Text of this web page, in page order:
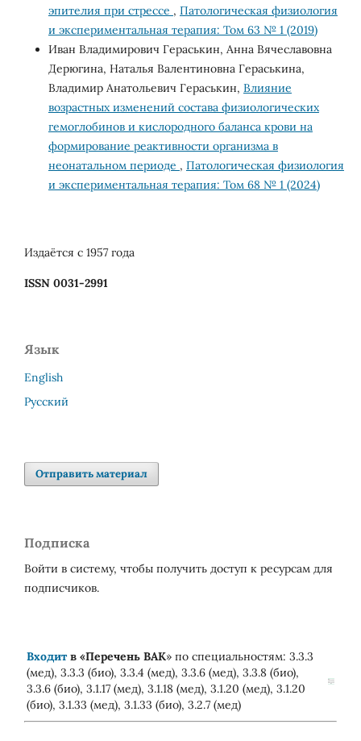
эпителия при стрессе , Патологическая физиология
и экспериментальная терапия: Том 63 № 1 (2019)
Иван Владимирович Гераськин, Анна Вячеславовна
Дерюгина, Наталья Валентиновна Гераськина,
Владимир Анатольевич Гераськин, Влияние
возрастных изменений состава физиологических
гемоглобинов и кислородного баланса крови на
формирование реактивности организма в
неонатальном периоде , Патологическая физиология
и экспериментальная терапия: Том 68 № 1 (2024)
Издаётся с 1957 года
ISSN 0031-2991
Язык
English
Русский
Отправить материал
Подписка
Войти в систему, чтобы получить доступ к ресурсам для
подписчиков.
Входит в «Перечень ВАК» по специальностям: 3.3.3
(мед), 3.3.3 (био), 3.3.4 (мед), 3.3.6 (мед), 3.3.8 (био),
3.3.6 (био), 3.1.17 (мед), 3.1.18 (мед), 3.1.20 (мед), 3.1.20
(био), 3.1.33 (мед), 3.1.33 (био), 3.2.7 (мед)